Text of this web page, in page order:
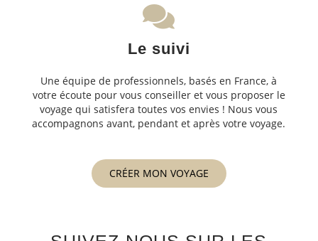
Le suivi
Une équipe de professionnels, basés en France, à
votre écoute pour vous conseiller et vous proposer le
voyage qui satisfera toutes vos envies ! Nous vous
accompagnons avant, pendant et après votre voyage.
CRÉER MON VOYAGE